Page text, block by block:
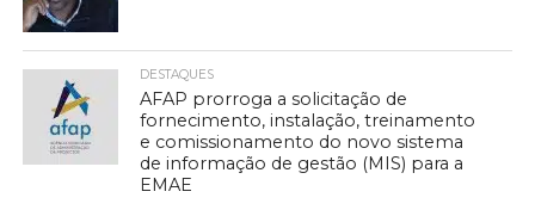
DESTAQUES
AFAP prorroga a solicitação de
fornecimento, instalação, treinamento
e comissionamento do novo sistema
de informação de gestão (MIS) para a
EMAE